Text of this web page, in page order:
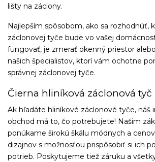
lišty na záclony.
Najlepším spôsobom, ako sa rozhodnúť,
záclonovej tyče bude vo vašej
fungovať, je zmerať okenný priestor
našich špecialistov, ktorí vám ochotne
správnej záclonovej tyče.
Čierna hliníková záclonová tyč
Ak hľadáte hliníkové záclonové tyče, náš
obchod má to, čo potrebujete! Našim
ponúkame širokú škálu módnych a
dizajnov s možnosťou prispôsobiť si ich
potrieb. Poskytujeme tiež záruku a